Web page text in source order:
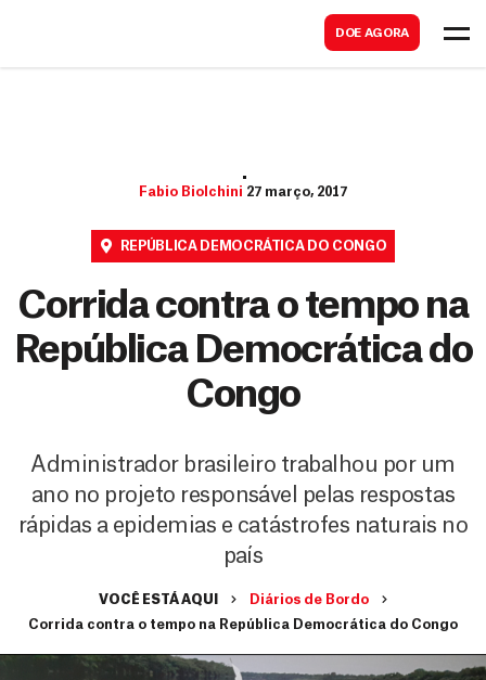
DOE AGORA
Fabio Biolchini 27 março, 2017
REPÚBLICA DEMOCRÁTICA DO CONGO
Corrida contra o tempo na
República Democrática do
Congo
Administrador brasileiro trabalhou por um
ano no projeto responsável pelas respostas
rápidas a epidemias e catástrofes naturais no
país
VOCÊ ESTÁ AQUI
Diários de Bordo
Corrida contra o tempo na República Democrática do Congo
r